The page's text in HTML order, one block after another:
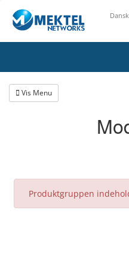
Dansk
Vis Menu
Produktgruppen